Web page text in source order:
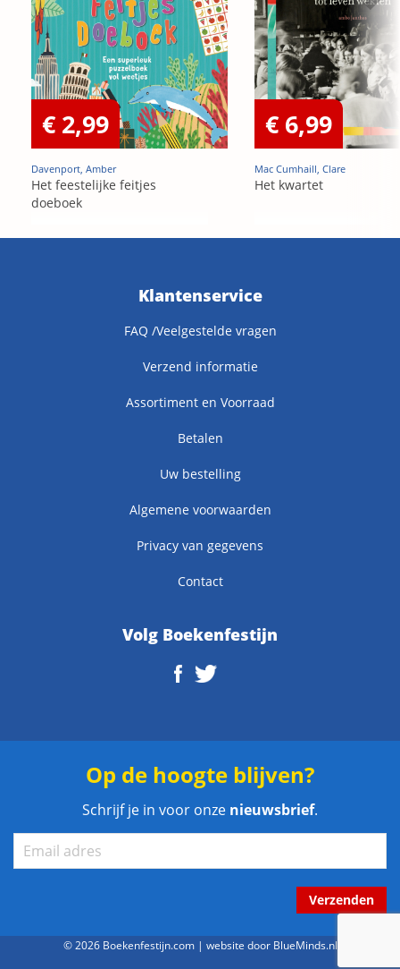
€ 2,99
Davenport, Amber
Het feestelijke feitjes
doeboek
€ 6,99
Mac Cumhaill, Clare
Het kwartet
Klantenservice
FAQ /Veelgestelde vragen
Verzend informatie
Assortiment en Voorraad
Betalen
Uw bestelling
Algemene voorwaarden
Privacy van gegevens
Contact
Volg Boekenfestijn
Op de hoogte blijven?
Schrijf je in voor onze nieuwsbrief.
Verzenden
© 2026 Boekenfestijn.com | website door BlueMinds.nl